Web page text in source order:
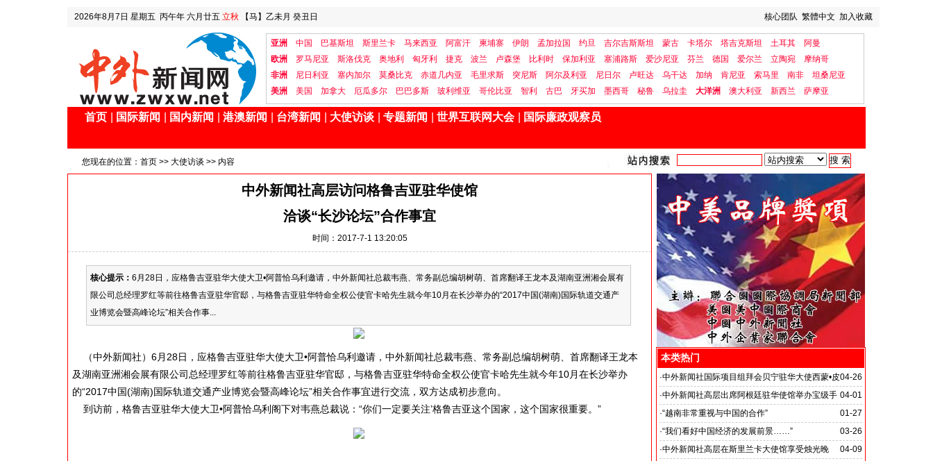
核心团队 繁體中文 加入收藏
2026年8月7日 星期五 丙午年 六月廿五 立秋 【马】乙未月 癸丑日
亚洲 中国 巴基斯坦 斯里兰卡 马来西亚 阿富汗 柬埔寨 伊朗 孟加拉国 约旦 吉尔吉斯斯坦 蒙古 卡塔尔 塔吉克斯坦 土耳其
阿曼
欧洲
罗马尼亚 斯洛伐克 奥地利 匈牙利 捷克 波兰 卢森堡 比利时 保加利亚 塞浦路斯 爱沙尼亚 芬兰 德国 爱尔兰 立陶宛
摩纳哥
非洲
尼日利亚 塞内加尔 莫桑比克 赤道几内亚 毛里求斯 突尼斯 阿尔及利亚 尼日尔 卢旺达 乌干达 加纳 肯尼亚 索马里 南非
坦桑尼亚
美洲
美国 加拿大 厄瓜多尔 巴巴多斯 玻利维亚 哥伦比亚 智利 古巴 牙买加 墨西哥 秘鲁 乌拉圭 大洋洲 澳大利亚 新西兰 萨摩亚
首页 国际新闻 国内新闻 港澳新闻 台湾新闻 大使访谈 专题新闻 世界互联网大会 国际廉政观察员
您现在的位置： 首页 >> 大使访谈 >> 内容
中外新闻社高层访问格鲁吉亚驻华使馆
洽谈“长沙论坛”合作事宜
时间：2017-7-1 13:20:05
核心提示： 6月28日，应格鲁吉亚驻华大使大卫•阿普恰乌利邀请，中外新闻社总裁韦燕、常务副总编胡树萌、首席翻译王龙本及湖南亚洲湘会展有
限公司总经理罗红等前往格鲁吉亚驻华官邸，与格鲁吉亚驻华特命全权公使官卡哈先生就今年10月在长沙举办的“2017中国(湖南)国际轨道交通产
业博览会暨高峰论坛”相关合作事...
（中外新闻社）6月28日，应格鲁吉亚驻华大使大卫•阿普恰乌利邀请，中外新闻社总裁韦燕、常务副总编胡树萌、首席翻译王龙本
及湖南亚洲湘会展有限公司总经理罗红等前往格鲁吉亚驻华官邸，与格鲁吉亚驻华特命全权公使官卡哈先生就今年10月在长沙举办
的“2017中国(湖南)国际轨道交通产业博览会暨高峰论坛”相关合作事宜进行交流，双方达成初步意向。
到访前，格鲁吉亚驻华大使大卫•阿普恰乌利阁下对韦燕总裁说：“你们一定要关注’格鲁吉亚这个国家，这个国家很重要。”
本类热门
04-26
·中外新闻社国际项目组拜会贝宁驻华大使西蒙•皮
埃尔•阿多韦兰德阁下
04-01
·中外新闻社高层出席阿根廷驻华使馆举办宝级手
风琴演奏大师瓦尔特•里奥斯音乐会
01-27
·“越南非常重视与中国的合作”
03-26
·“我们看好中国经济的发展前景……”
04-09
·中外新闻社高层在斯里兰卡大使馆享受烛光晚